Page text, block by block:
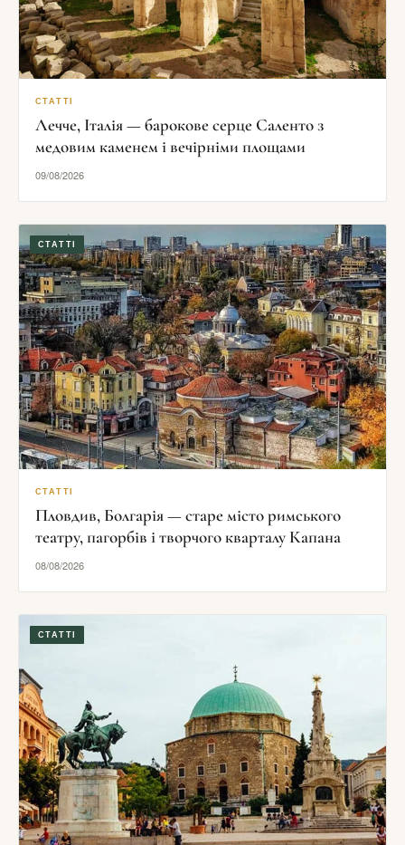
СТАТТІ
Лечче, Італія — барокове серце Саленто з
медовим каменем і вечірніми площами
09/08/2026
СТАТТІ
СТАТТІ
Пловдив, Болгарія — старе місто римського
театру, пагорбів і творчого кварталу Капана
08/08/2026
СТАТТІ